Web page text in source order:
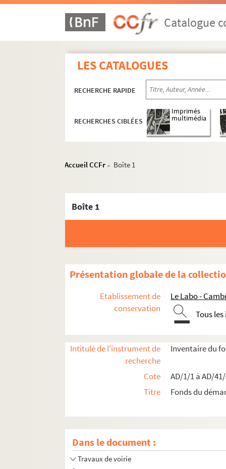
Catalogue
LES CATALOGUES
RECHERCHE RAPIDE
RECHERCHES CIBLÉES
Imprimés
multimédia
Accueil CCFr > Boîte 1
Boîte 1
Présentation globale de la
Etablissement de
conservation
Le Labo -
Tous
Intitulé de l'instrument de
recherche
Inventaire du
Cote
AD/1/1 à AD/
Titre
Fonds du
Dans le document :
Travaux de voirie